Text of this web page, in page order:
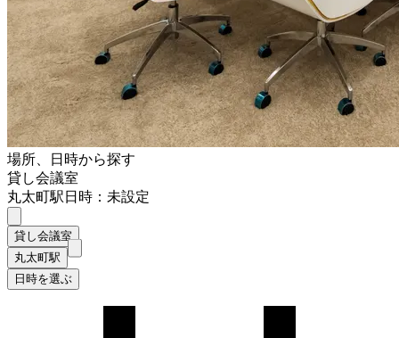
場所、日時から探す
貸し会議室
丸太町駅日時：未設定
貸し会議室
丸太町駅
日時を選ぶ